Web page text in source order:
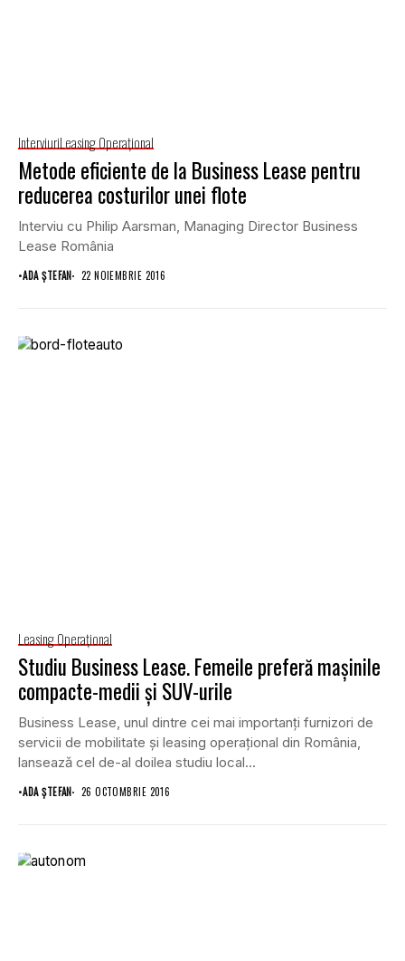
InterviuriLeasing Operaţional
Metode eficiente de la Business Lease pentru
reducerea costurilor unei flote
Interviu cu Philip Aarsman, Managing Director Business
Lease România
•ADA ȘTEFAN 22 NOIEMBRIE 2016
Leasing Operaţional
Studiu Business Lease. Femeile preferă maşinile
compacte-medii şi SUV-urile
Business Lease, unul dintre cei mai importanţi furnizori de
servicii de mobilitate şi leasing operaţional din România,
lansează cel de-al doilea studiu local...
•ADA ȘTEFAN 26 OCTOMBRIE 2016